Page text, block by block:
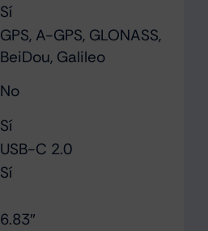
Sí
GPS, A-GPS, GLONASS,
BeiDou, Galileo
No
Sí
USB-C 2.0
Sí
6.83″